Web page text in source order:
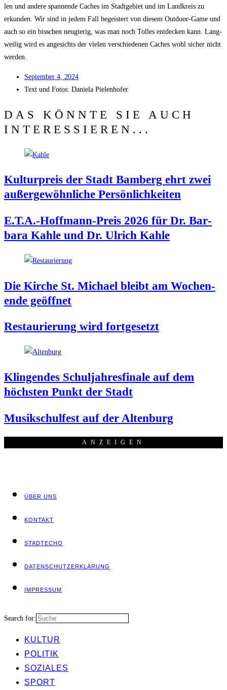
len und ande­re span­nen­de Caches im Stadt­ge­biet und im Land­kreis zu
erkun­den. Wir sind in jedem Fall begeis­tert von die­sem Out­door-Game und
auch so ein biss­chen neu­gie­rig, was man noch Tol­les ent­de­cken kann. Lang­
wei­lig wird es ange­sichts der vie­len ver­schie­de­nen Caches wohl sicher nicht
werden.
Sep­tem­ber 4, 2024
Text und Fotos: Danie­la Pielenhofer
DAS KÖNNTE SIE AUCH
INTERESSIEREN...
Kul­tur­preis der Stadt Bam­berg ehrt zwei
außer­ge­wöhn­li­che Persönlichkeiten
E.T.A.-Hoffmann-Preis 2026 für Dr. Bar­
ba­ra Kah­le und Dr. Ulrich Kahle
Die Kir­che St. Micha­el bleibt am Wochen­
en­de geöffnet
Restau­rie­rung wird fortgesetzt
Klin­gen­des Schul­jah­res­fi­na­le auf dem
höchs­ten Punkt der Stadt
Musik­schul­fest auf der Altenburg
ANZEI­GEN
ÜBER UNS
KON­TAKT
STADT­ECHO
DATEN­SCHUTZ­ER­KLÄ­RUNG
IMPRES­SUM
Search for:
KUL­TUR
POLI­TIK
SOZIA­LES
SPORT